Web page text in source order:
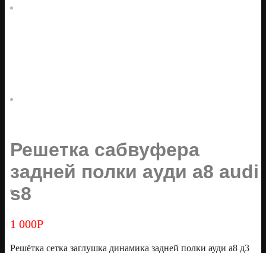
Решетка сабвуфера
задней полки ауди а8 audi
s8
1 000Р
Решётка сетка заглушка динамика задней полки ауди а8 д3